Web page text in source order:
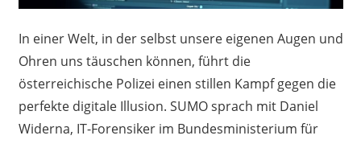
In einer Welt, in der selbst unsere eigenen Augen und
Ohren uns täuschen können, führt die
österreichische Polizei einen stillen Kampf gegen die
perfekte digitale Illusion. SUMO sprach mit Daniel
Widerna, IT-Forensiker im Bundesministerium für